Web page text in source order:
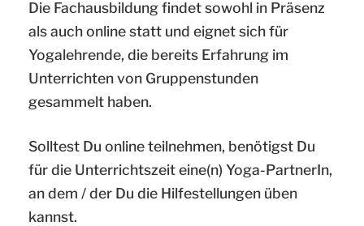
Die Fachausbildung findet sowohl in Präsenz
als auch online statt und eignet sich für
Yogalehrende, die bereits Erfahrung im
Unterrichten von Gruppenstunden
gesammelt haben.
Solltest Du online teilnehmen, benötigst Du
für die Unterrichtszeit eine(n) Yoga-PartnerIn,
an dem / der Du die Hilfestellungen üben
kannst.